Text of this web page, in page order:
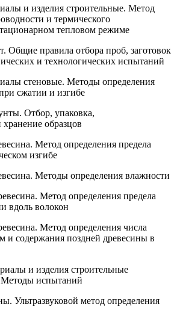
и изделия строительные. Метод
и термического
тепловом режиме
Общие правила отбора проб, заготовок
и технологических испытаний
стеновые. Методы определения
сжатии и изгибе
Отбор, упаковка,
образцов
Метод определения предела
изгибе
Методы определения влажности
Метод определения предела
вдоль волокон
Метод определения числа
и содержания поздней древесины в
и изделия строительные
испытаний
Ультразвуковой метод определения